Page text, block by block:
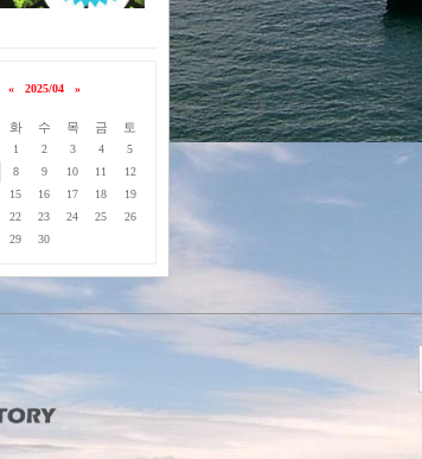
« 2025/04 »
화 수 목 금 토
1 2 3 4
5
8 9 10 11
12
15 16 17 18
19
22 23 24 25
26
29 30